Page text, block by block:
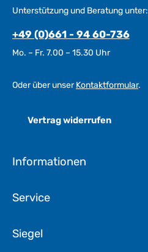
Unterstützung und Beratung unter:
+49 (0)661 - 94 60-736
Mo. – Fr. 7.00 – 15.30 Uhr
Oder über unserKontaktformular.
Vertrag widerrufen
Informationen
Service
Siegel